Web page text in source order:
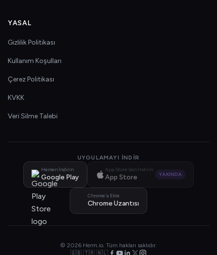
YASAL
Gizlilik Politikası
Kullanım Koşulları
Çerez Politikası
KVKK
Veri Silme Talebi
UYGULAMAYI İNDIR
Hemen İndirin
Google Play
App Store'dan İndirin
App Store YAKINDA
Chrome'a Ekle
Chrome Uzantısı
© 2026 Herm.io. Tüm hakları saklıdır.
🇬🇧 🇹🇷 🇳🇱